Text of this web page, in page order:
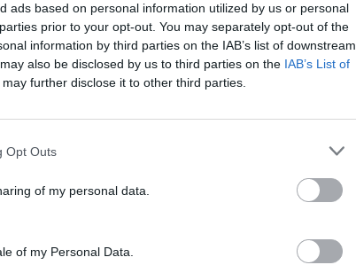
ads based on personal information utilized by us or personal
prior to your opt-out. You may separately opt-out of the
information by third parties on the IAB’s list of downstream
also be disclosed by us to third parties on the IAB’s List of
further disclose it to other third parties.
Opt Outs
of my personal data.
of my Personal Data.